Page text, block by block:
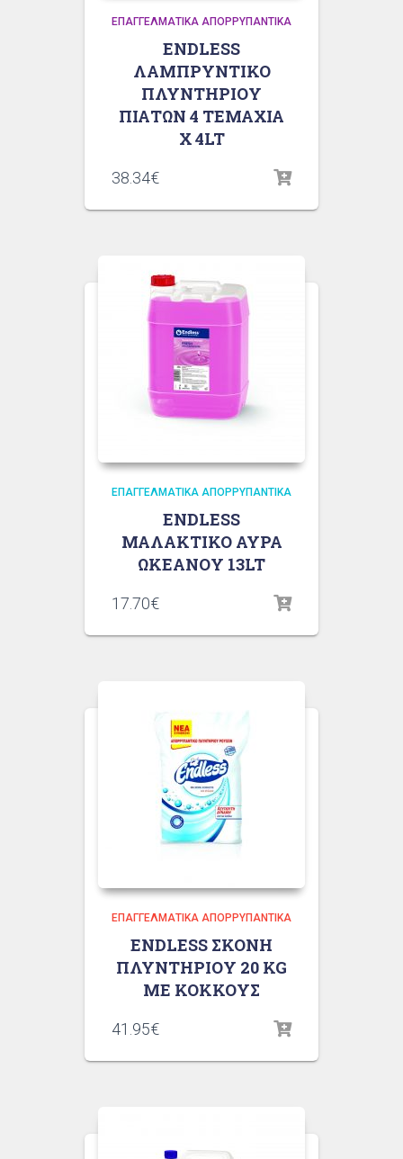
ΕΠΑΓΓΕΛΜΑΤΙΚΆ ΑΠΟΡΡΥΠΑΝΤΙΚΆ
ENDLESS
ΛΑΜΠΡΥΝΤΙΚΟ
ΠΛΥΝΤΗΡΙΟΥ
ΠΙΑΤΩΝ 4 ΤΕΜΑΧΙΑ
Χ 4LT
38.34€
ΕΠΑΓΓΕΛΜΑΤΙΚΆ ΑΠΟΡΡΥΠΑΝΤΙΚΆ
ENDLESS
ΜΑΛAKTIKO ΑΥΡΑ
ΩΚΕΑΝΟΥ 13LT
17.70€
ΕΠΑΓΓΕΛΜΑΤΙΚΆ ΑΠΟΡΡΥΠΑΝΤΙΚΆ
ENDLESS ΣΚΟΝΗ
ΠΛΥΝΤΗΡΙΟΥ 20 KG
ΜΕ ΚΟΚΚΟΥΣ
41.95€